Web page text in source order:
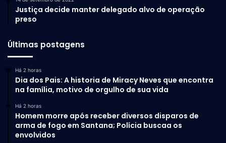
Justiça decide manter delegado alvo de operação
preso
Últimas postagens
Há 2 horas
Dia dos Pais: A historia de Miracy Neves que encontra
na família, motivo de orgulho de sua vida
Há 2 horas
Homem morre após receber diversos disparos de
arma de fogo em Santana; Polícia buscaa os
envolvidos